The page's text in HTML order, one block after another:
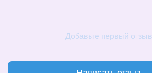
Добавьте первый отзыв